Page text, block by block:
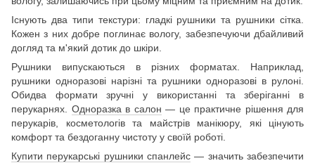
Існують два типи текстури: гладкі рушники та рушники сітка.
Кожен з них добре поглинає вологу, забезпечуючи дбайливий
догляд та м'який дотик до шкіри.
Рушники випускаються в різних форматах. Наприклад,
рушники одноразові нарізні та рушники одноразові в рулоні.
Обидва формати зручні у використанні та зберіганні в
перукарнях. Одноразка в салон — це практичне рішення для
перукарів, косметологів та майстрів манікюру, які цінують
комфорт та бездоганну чистоту у своїй роботі.
Купити перукарські рушники спанлейс — значить забезпечити